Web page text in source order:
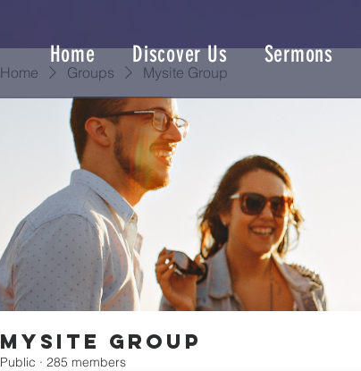
Home Discover Us Sermons
Home Groups Mysite Group
Mysite Group
Public · 285 members